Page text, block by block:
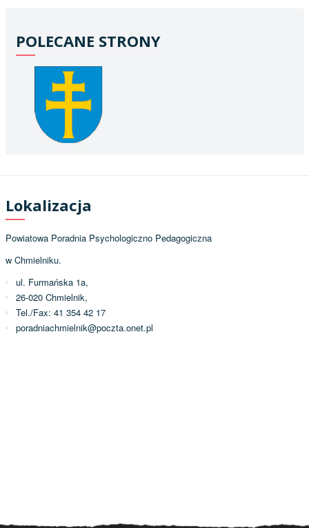
POLECANE STRONY
Lokalizacja
Powiatowa Poradnia Psychologiczno Pedagogiczna
w Chmielniku.
ul. Furmańska 1a,
26-020 Chmielnik,
Tel./Fax: 41 354 42 17
poradniachmielnik@poczta.onet.pl